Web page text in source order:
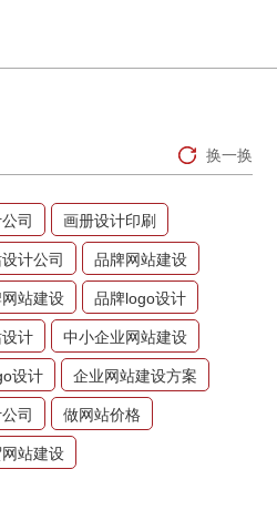
换一换
司 画册设计印刷
计公司 品牌网站建设
站建设 品牌logo设计
计 中小企业网站建设
设计 企业网站建设方案
司 做网站价格
站建设